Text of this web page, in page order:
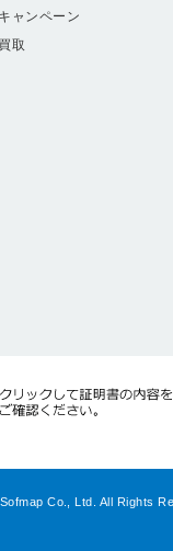
ャンペーン
取
Co., Ltd. All Rights